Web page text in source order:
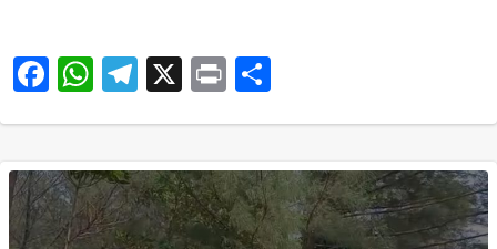
Facebook
WhatsApp
Telegram
X Print